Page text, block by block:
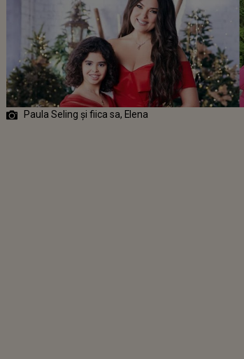
Paula Seling și fiica sa, Elena